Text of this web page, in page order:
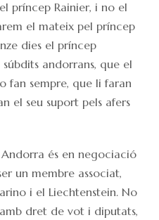
príncep Rainier, i no el
el mateix pel príncep
dies el príncep
súbdits andorrans, que el
fan sempre, que li faran
el seu suport pels afers
és en negociació
un membre associat,
i el Liechtenstein. No
dret de vot i diputats,